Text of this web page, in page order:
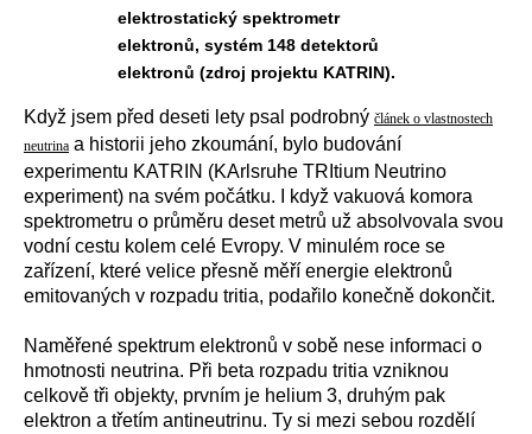
elektrostatický spektrometr
elektronů, systém 148 detektorů
elektronů (zdroj projektu KATRIN).
Když jsem před deseti lety psal podrobný článek o vlastnostech
neutrina a historii jeho zkoumání, bylo budování
experimentu KATRIN (KArlsruhe TRItium Neutrino
experiment) na svém počátku. I když vakuová komora
spektrometru o průměru deset metrů už absolvovala svou
vodní cestu kolem celé Evropy. V minulém roce se
zařízení, které velice přesně měří energie elektronů
emitovaných v rozpadu tritia, podařilo konečně dokončit.
Naměřené spektrum elektronů v sobě nese informaci o
hmotnosti neutrina. Při beta rozpadu tritia vzniknou
celkově tři objekty, prvním je helium 3, druhým pak
elektron a třetím antineutrinu. Ty si mezi sebou rozdělí